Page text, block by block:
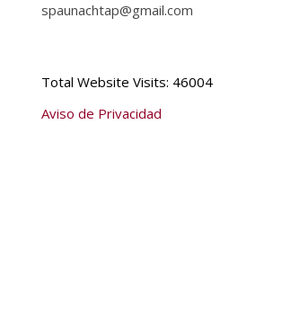
spaunachtap@gmail.com
Total Website Visits: 46004
Aviso de Privacidad